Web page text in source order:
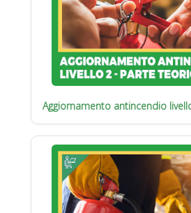
Aggiornamento antincendio